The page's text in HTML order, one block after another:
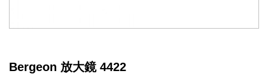
Bergeon 放大鏡 4422